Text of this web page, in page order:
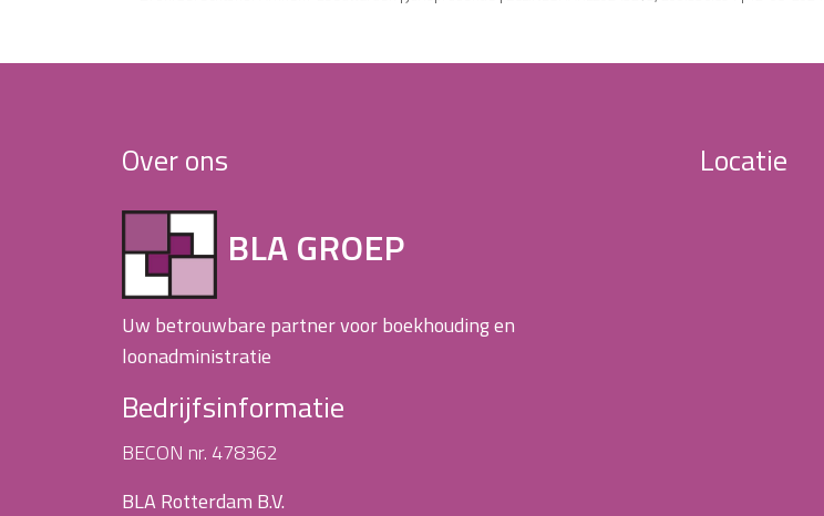
Over ons
BLA GROEP
Uw betrouwbare partner voor boekhouding en
loonadministratie
Bedrijfsinformatie
BECON nr. 478362
BLA Rotterdam B.V.
Locatie